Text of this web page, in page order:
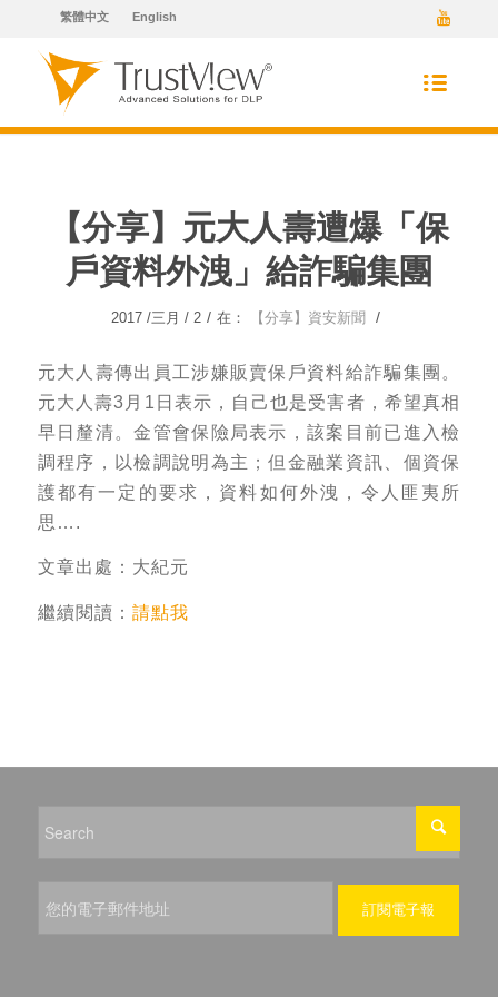
繁體中文 English
【分享】元大人壽遭爆「保
戶資料外洩」給詐騙集團
2017 /三月 / 2 / 在： 【分享】資安新聞 /
元大人壽傳出員工涉嫌販賣保戶資料給詐騙集團。
元大人壽3月1日表示，自己也是受害者，希望真相
早日釐清。金管會保險局表示，該案目前已進入檢
調程序，以檢調說明為主；但金融業資訊、個資保
護都有一定的要求，資料如何外洩，令人匪夷所
思….
文章出處：大紀元
繼續閱讀： 請點我